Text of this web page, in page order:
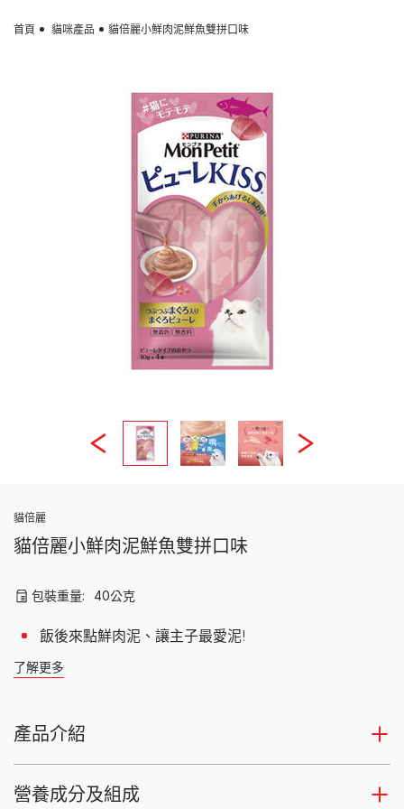
首頁 貓咪產品 貓倍麗小鮮肉泥鮮魚雙拼口味
貓倍麗
貓倍麗小鮮肉泥鮮魚雙拼口味
包裝重量: 40公克
飯後來點鮮肉泥、讓主子最愛泥!
了解更多
產品介紹
營養成分及組成